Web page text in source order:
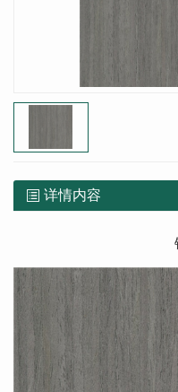
详情内容